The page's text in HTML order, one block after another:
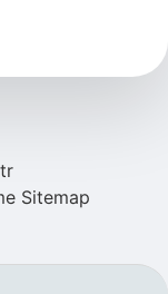
Sitemap